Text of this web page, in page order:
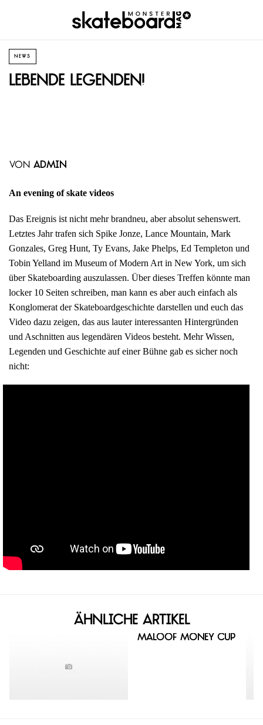
NEWS
Lebende Legenden!
von admin
An evening of skate videos
Das Ereignis ist nicht mehr brandneu, aber absolut sehenswert.
Letztes Jahr trafen sich Spike Jonze, Lance Mountain, Mark
Gonzales, Greg Hunt, Ty Evans, Jake Phelps, Ed Templeton und
Tobin Yelland im Museum of Modern Art in New York, um sich
über Skateboarding auszulassen. Über dieses Treffen könnte man
locker 10 Seiten schreiben, man kann es aber auch einfach als
Konglomerat der Skateboardgeschichte darstellen und euch das
Video dazu zeigen, das aus lauter interessanten Hintergründen
und Aschnitten aus legendären Videos besteht. Mehr Wissen,
Legenden und Geschichte auf einer Bühne gab es sicher noch
nicht:
Ähnliche Artikel
Maloof Money Cup